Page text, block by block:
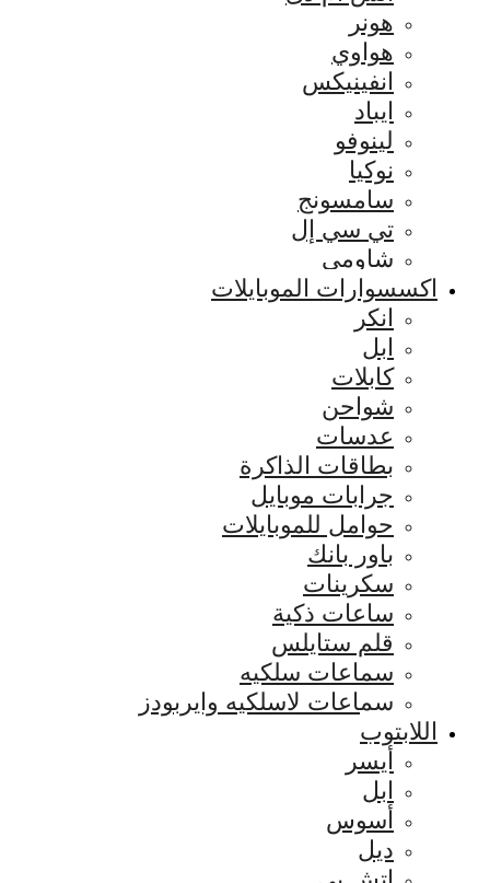
هونر
هواوي
انفينيكس
ايباد
لينوفو
نوكيا
سامسونج
تي سي إل
شاومي
اكسسوارات الموبايلات
انكر
ابل
كابلات
شواحن
عدسات
بطاقات الذاكرة
جرابات موبايل
حوامل للموبايلات
باور بانك
سكرينات
ساعات ذكية
قلم ستايلس
سماعات سلكيه
سماعات لاسلكيه وايربودز
اللابتوب
أيسر
ابل
أسوس
ديل